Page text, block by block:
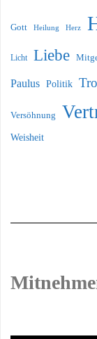
Gott Heilung Herz
Licht Liebe
Paulus Politik
Versöhnung
Weisheit